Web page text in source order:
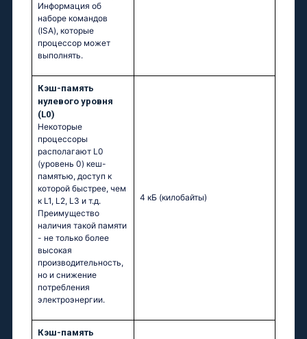
Информация об
наборе командов
(ISA), которые
процессор может
выполнять.
Кэш-память
нулевого уровня
(L0)
Некоторые
процессоры
располагают L0
(уровень 0) кеш-
памятью, доступ к
которой быстрее, чем
к L1, L2, L3 и т.д.
Преимущество
наличия такой памяти
- не только более
высокая
производительность,
но и снижение
потребления
электроэнергии.
4 кБ (килобайты)
Кэш-память